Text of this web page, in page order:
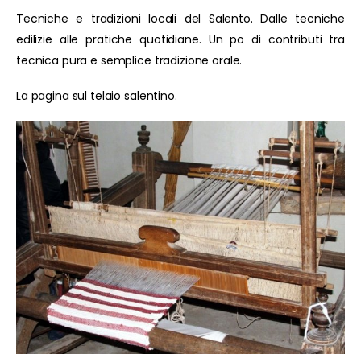
Tecniche e tradizioni locali del Salento. Dalle tecniche
edilizie alle pratiche quotidiane. Un po di contributi tra
tecnica pura e semplice tradizione orale.
La pagina sul telaio salentino.